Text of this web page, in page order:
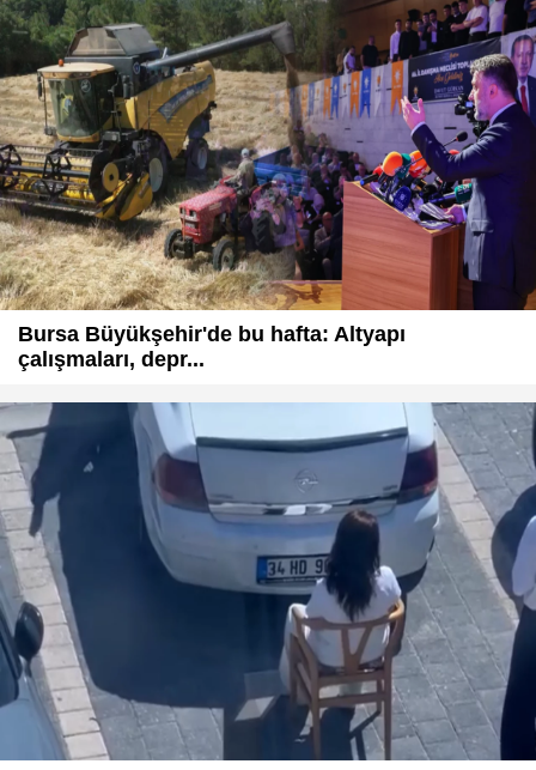
Bursa Büyükşehir'de bu hafta: Altyapı
çalışmaları, depr...